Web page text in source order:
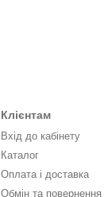
Клієнтам
Вхід до кабінету
Каталог
Оплата і доставка
Обмін та повернення